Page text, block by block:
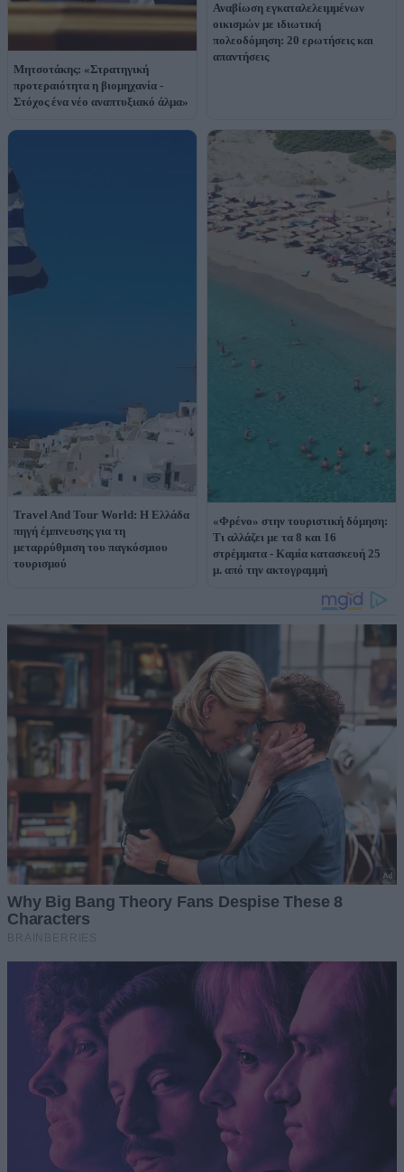
Μητσοτάκης: «Στρατηγική
προτεραιότητα η βιομηχανία -
Στόχος ένα νέο αναπτυξιακό άλμα»
Αναβίωση εγκαταλελειμμένων
οικισμών με ιδιωτική
πολεοδόμηση: 20 ερωτήσεις και
απαντήσεις
Travel And Tour World: Η Ελλάδα
πηγή έμπνευσης για τη
μεταρρύθμιση του παγκόσμιου
τουρισμού
«Φρένο» στην τουριστική δόμηση:
Τι αλλάζει με τα 8 και 16
στρέμματα - Καμία κατασκευή 25
μ. από την ακτογραμμή